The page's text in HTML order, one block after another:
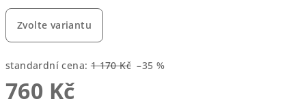
Zvolte variantu
standardní cena: 1 170 Kč –35 %
760 Kč